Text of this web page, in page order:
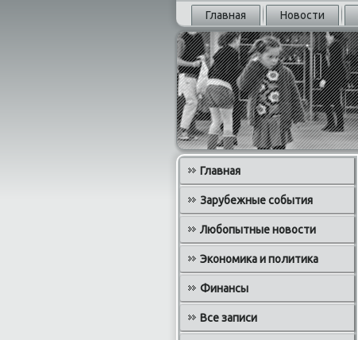
Главная Новости
Главная
Зарубежные события
Любопытные новости
Экономика и политика
Финансы
Все записи